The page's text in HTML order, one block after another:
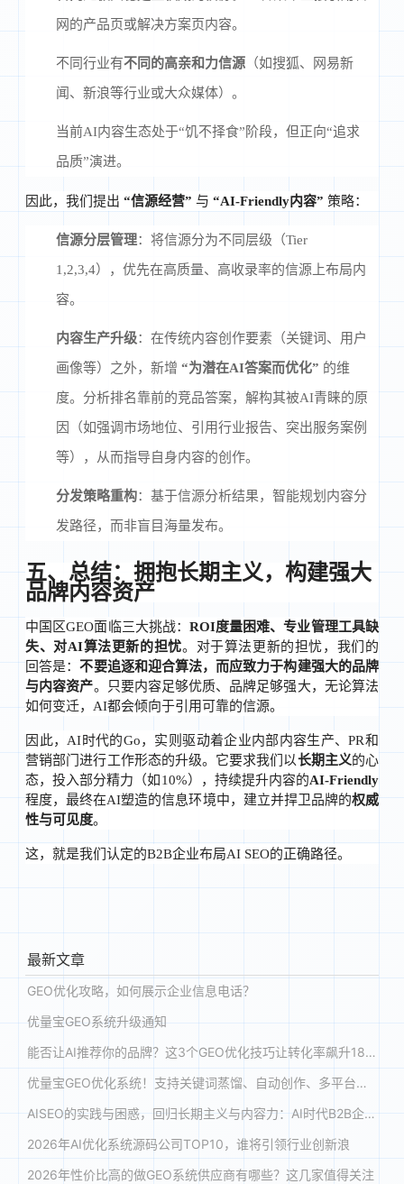
网的产品页或解决方案页内容。
不同行业有不同的高亲和力信源 （如搜狐、网易新
闻、新浪等行业或大众媒体）。
当前AI内容生态处于“饥不择食”阶段，但正向“追求
品质”演进。
因此，我们提出“信源经营” 与“AI-Friendly内容” 策略：
信源分层管理：将信源分为不同层级（Tier
1,2,3,4），优先在高质量、高收录率的信源上布局内
容。
内容生产升级：在传统内容创作要素（关键词、用户
画像等）之外，新增“为潜在AI答案而优化” 的维
度。分析排名靠前的竞品答案，解构其被AI青睐的原
因（如强调市场地位、引用行业报告、突出服务案例
等），从而指导自身内容的创作。
分发策略重构：基于信源分析结果，智能规划内容分
发路径，而非盲目海量发布。
五、总结：拥抱长期主义，构建强大
品牌内容资产
中国区GEO面临三大挑战： ROI度量困难、专业管理工具缺
失、对AI算法更新的担忧。对于算法更新的担忧，我们的
回答是：不要追逐和迎合算法，而应致力于构建强大的品牌
与内容资产。只要内容足够优质、品牌足够强大，无论算法
如何变迁，AI都会倾向于引用可靠的信源。
因此，AI时代的Go，实则驱动着企业内部内容生产、PR和
营销部门进行工作形态的升级。它要求我们以长期主义的心
态，投入部分精力（如10%），持续提升内容的AI-Friendly
程度，最终在AI塑造的信息环境中，建立并捍卫品牌的权威
性与可见度。
这，就是我们认定的B2B企业布局AI SEO的正确路径。
最新文章
GEO优化攻略，如何展示企业信息电话？
优量宝GEO系统升级通知
能否让AI推荐你的品牌？这3个GEO优化技巧让转化率飙升180%
优量宝GEO优化系统！支持关键词蒸馏、自动创作、多平台投喂与收录，助力品牌在 DeepSeek、豆包等大模型优先推荐
AISEO的实践与困惑，回归长期主义与内容力：AI时代B2B企业的GEO新战略
2026年AI优化系统源码公司TOP10，谁将引领行业创新浪
2026年性价比高的做GEO系统供应商有哪些？这几家值得关注